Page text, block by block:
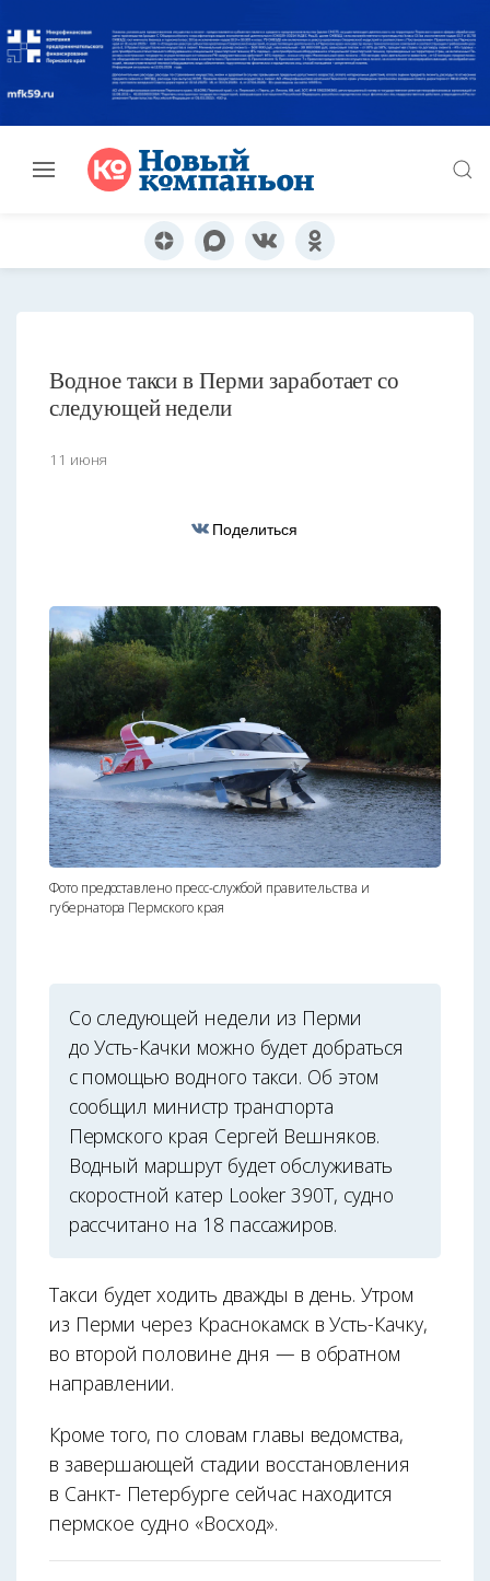
Водное такси в Перми заработает со
следующей недели
11 июня
Поделиться
Фото предоставлено пресс-службой правительства и
губернатора Пермского края
Со следующей недели из Перми
до Усть-Качки можно будет добраться
с помощью водного такси. Об этом
сообщил министр транспорта
Пермского края Сергей Вешняков.
Водный маршрут будет обслуживать
скоростной катер Looker 390T, судно
рассчитано на 18 пассажиров.
Такси будет ходить дважды в день. Утром
из Перми через Краснокамск в Усть-Качку,
во второй половине дня — в обратном
направлении.
Кроме того, по словам главы ведомства,
в завершающей стадии восстановления
в Санкт- Петербурге сейчас находится
пермское судно «Восход».